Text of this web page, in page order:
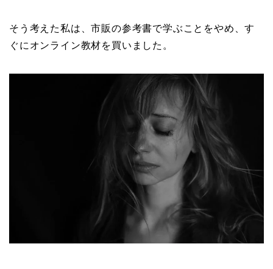
そう考えた私は、市販の参考書で学ぶことをやめ、す
ぐにオンライン教材を買いました。